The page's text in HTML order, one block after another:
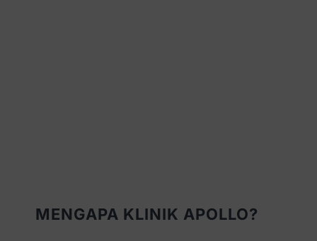
MENGAPA KLINIK APOLLO?